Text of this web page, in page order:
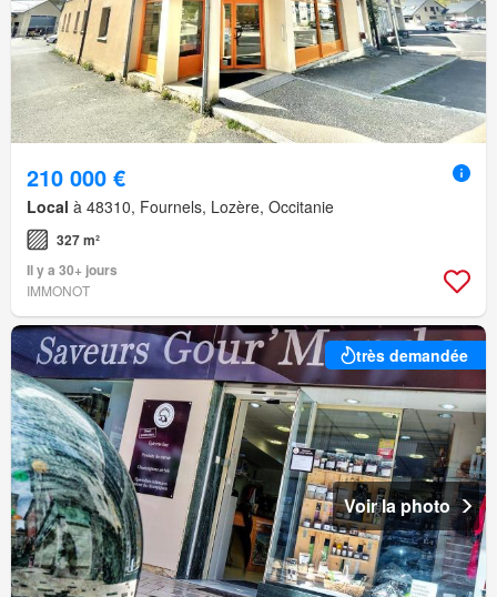
210 000 €
Local à 48310, Fournels, Lozère, Occitanie
327 m²
Il y a 30+ jours
IMMONOT
très demandée
Voir la photo